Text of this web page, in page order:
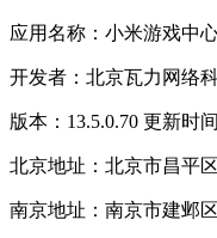
应用名称：小米游戏中
开发者：北京瓦力网络
版本：13.5.0.70 更新时
北京地址：北京市昌平
南京地址：南京市建邺